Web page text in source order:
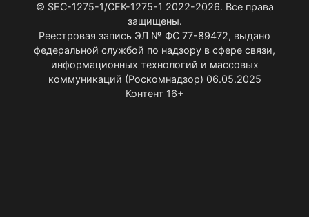
© SEC-1275-1/СЕК-1275-1 2022-2026. Все права
защищены.
Реестровая запись ЭЛ № ФС 77-89472, выдано
федеральной службой по надзору в сфере связи,
информационных технологий и массовых
коммуникаций (Роскомнадзор) 06.05.2025
Контент 16+